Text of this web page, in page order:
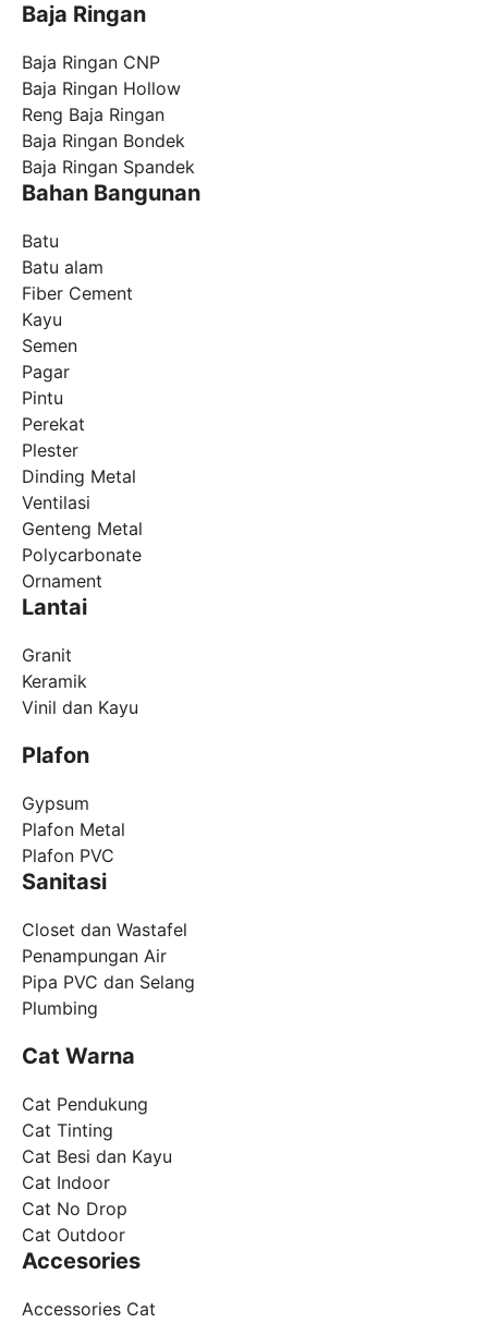
Baja Ringan
Baja Ringan CNP
Baja Ringan Hollow
Reng Baja Ringan
Baja Ringan Bondek
Baja Ringan Spandek
Bahan Bangunan
Batu
Batu alam
Fiber Cement
Kayu
Semen
Pagar
Pintu
Perekat
Plester
Dinding Metal
Ventilasi
Genteng Metal
Polycarbonate
Ornament
Lantai
Granit
Keramik
Vinil dan Kayu
Plafon
Gypsum
Plafon Metal
Plafon PVC
Sanitasi
Closet dan Wastafel
Penampungan Air
Pipa PVC dan Selang
Plumbing
Cat Warna
Cat Pendukung
Cat Tinting
Cat Besi dan Kayu
Cat Indoor
Cat No Drop
Cat Outdoor
Accesories
Accessories Cat